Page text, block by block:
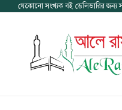
যেকোনো সংখ্যক বই ডেলিভারির জন্য